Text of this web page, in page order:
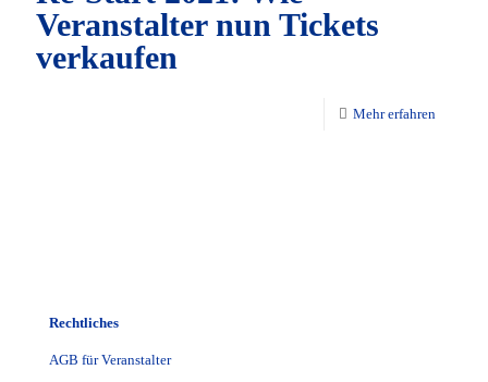
Veranstalter nun Tickets
verkaufen
Mehr erfahren
Rechtliches
AGB für Veranstalter